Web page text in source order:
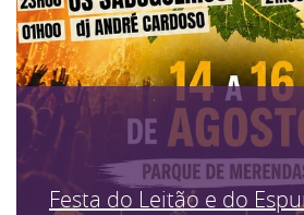
Festa do Leitão e do